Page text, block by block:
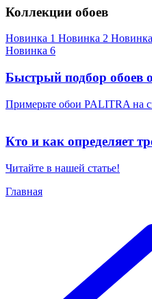
Коллекции обоев
Новинка 1 Новинка 2
Новинка 6
Быстрый подбор обоев
Примерьте обои PALITRA на
Кто и как определяет
Читайте в нашей статье!
Главная